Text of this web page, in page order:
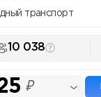
транспорт
10 038
₽